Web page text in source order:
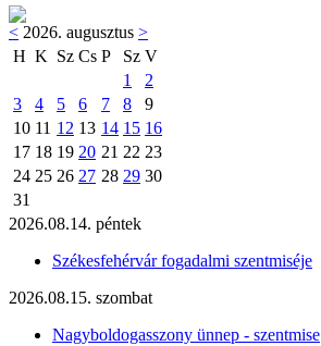
< 2026. augusztus >
H K Sz Cs P Sz V
1
2
3
4 5 6 7 8
9
10 11 12 13 14 15 16
17 18 19 20 21 22 23
24 25 26 27 28 29 30
31
2026.08.14. péntek
Székesfehérvár fogadalmi szentmiséje
2026.08.15. szombat
Nagyboldogasszony ünnep - szentmise